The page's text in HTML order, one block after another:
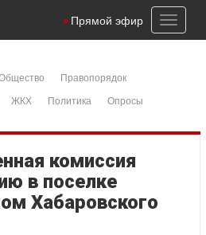
Toggle
Прямой эфир
Правопорядок
ЖКХ Политика
Опросы
комиссия
в поселке
Хабаровского